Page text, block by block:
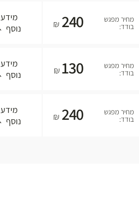
מחיר מפגש
בודד: ₪ 240
מידע
נוסף
מחיר מפגש
בודד: ₪ 130
מידע
נוסף
מחיר מפגש
בודד: ₪ 240
מידע
נוסף